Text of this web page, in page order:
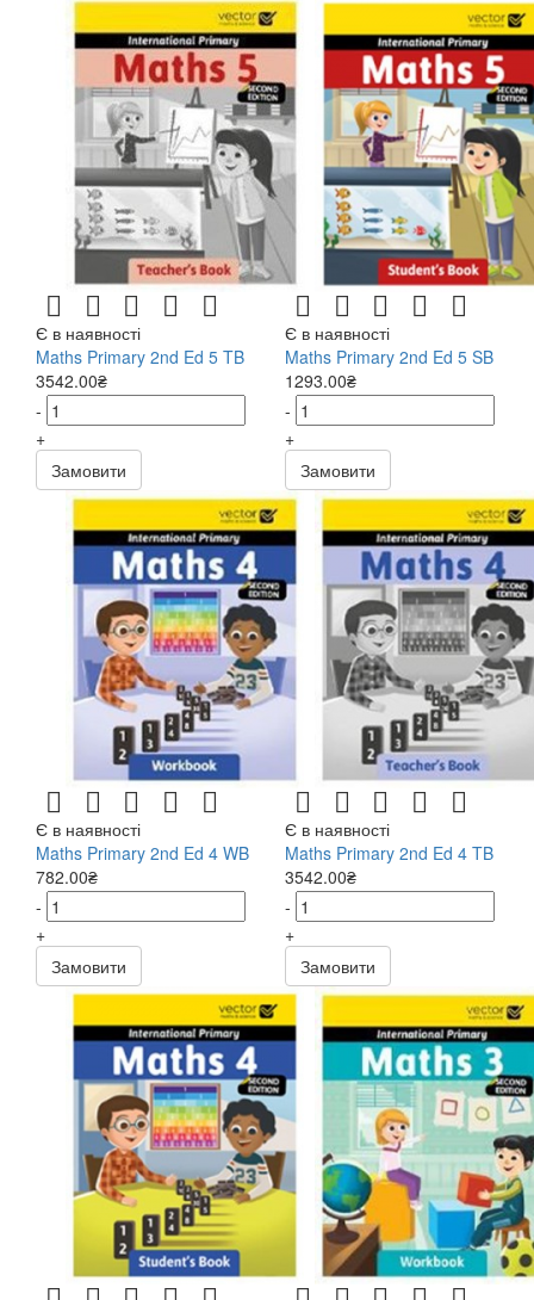
Є в наявності
Maths Primary 2nd Ed 5 TB
3542.00₴
-
+
Замовити
Є в наявності
Maths Primary 2nd Ed 5 SB
1293.00₴
-
+
Замовити
Є в наявності
Maths Primary 2nd Ed 4 WB
782.00₴
-
+
Замовити
Є в наявності
Maths Primary 2nd Ed 4 TB
3542.00₴
-
+
Замовити